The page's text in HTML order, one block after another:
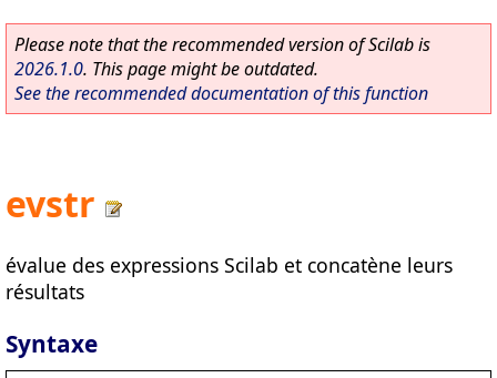
Please note that the recommended version of Scilab is
2026.1.0. This page might be outdated.
See the recommended documentation of this function
evstr
évalue des expressions Scilab et concatène leurs
résultats
Syntaxe